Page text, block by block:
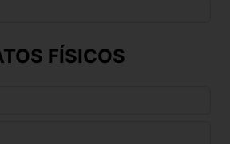
FÍSICOS